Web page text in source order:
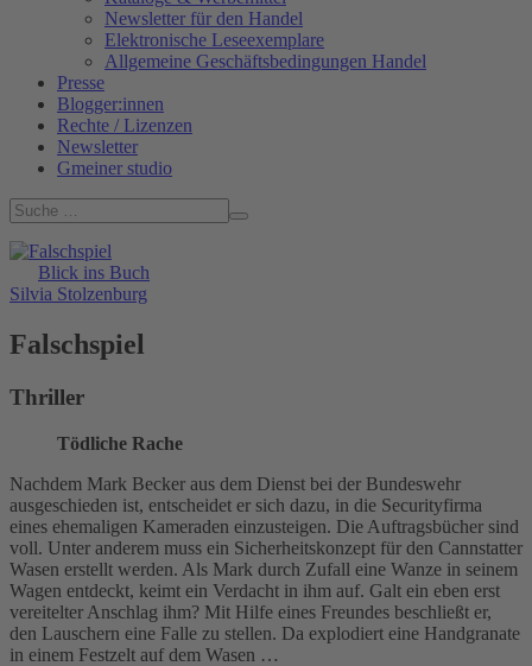
Newsletter für den Handel
Elektronische Leseexemplare
Allgemeine Geschäftsbedingungen Handel
Presse
Blogger:innen
Rechte / Lizenzen
Newsletter
Gmeiner studio
Blick ins Buch
Silvia Stolzenburg
Falschspiel
Thriller
Tödliche Rache
Nachdem Mark Becker aus dem Dienst bei der Bundeswehr
ausgeschieden ist, entscheidet er sich dazu, in die Securityfirma
eines ehemaligen Kameraden einzusteigen. Die Auftragsbücher sind
voll. Unter anderem muss ein Sicherheitskonzept für den Cannstatter
Wasen erstellt werden. Als Mark durch Zufall eine Wanze in seinem
Wagen entdeckt, keimt ein Verdacht in ihm auf. Galt ein eben erst
vereitelter Anschlag ihm? Mit Hilfe eines Freundes beschließt er,
den Lauschern eine Falle zu stellen. Da explodiert eine Handgranate
in einem Festzelt auf dem Wasen …